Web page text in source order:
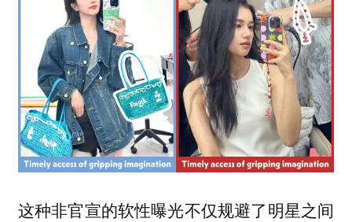
这种非官宣的软性曝光不仅规避了明星之间